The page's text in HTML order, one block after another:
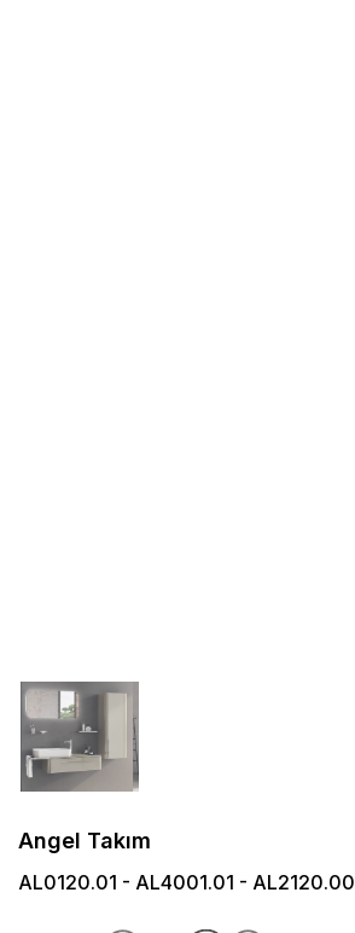
Angel Takım
AL0120.01 - AL4001.01 - AL2120.00